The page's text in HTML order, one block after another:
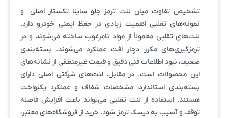
تشخیص تفاوت میان لنت ترمز جلو ساینا تکستار اصلی و
نمونه‌های تقلبی اهمیت زیادی در حفظ ایمنی خودرو دارد.
لنت‌های تقلبی معمولاً از مواد نامرغوب ساخته می‌شوند و در
ترمزگیری‌های مکرر دچار افت عملکرد می‌شوند. بسته‌بندی
ضعیف، نبود اطلاعات فنی دقیق و قیمت غیرمنطقی از نشانه‌های
این محصولات است. در مقابل، لنت‌های شرکتی اصلی دارای
بسته‌بندی استاندارد، مشخصات شفاف و عملکرد یکنواخت
هستند. استفاده از لنت تقلبی می‌تواند باعث افزایش فاصله
توقف و آسیب به دیسک ترمز شود. خرید از فروشگاه‌های معتبر،